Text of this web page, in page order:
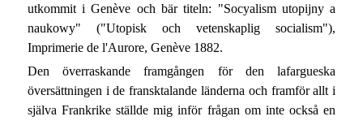
utkommit i Genève och bär titeln: "Socyalism utopijny a
naukowy" ("Utopisk och vetenskaplig socialism"),
Imprimerie de l'Aurore, Genève 1882.
Den överraskande framgången för den lafargueska
översättningen i de fransktalande länderna och framför allt i
själva Frankrike ställde mig inför frågan om inte också en